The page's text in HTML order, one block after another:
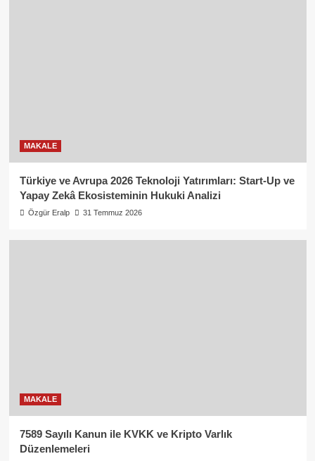
MAKALE
Türkiye ve Avrupa 2026 Teknoloji Yatırımları: Start-Up ve
Yapay Zekâ Ekosisteminin Hukuki Analizi
Özgür Eralp 31 Temmuz 2026
MAKALE
7589 Sayılı Kanun ile KVKK ve Kripto Varlık
Düzenlemeleri